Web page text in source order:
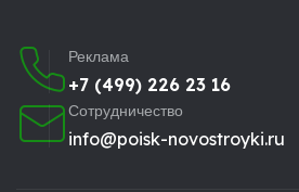
Реклама
+7 (499) 226 23 16
Сотрудничество
info@poisk-novostroyki.ru